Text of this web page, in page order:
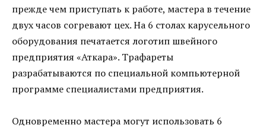
прежде чем приступать к работе, мастера в течение
двух часов согревают цех. На 6 столах карусельного
оборудования печатается логотип швейного
предприятия «Аткара». Трафареты
разрабатываются по специальной компьютерной
программе специалистами предприятия.
Одновременно мастера могут использовать 6